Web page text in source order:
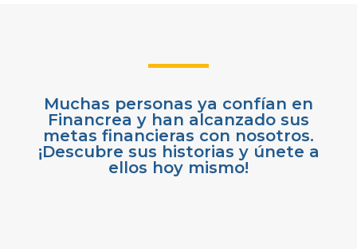
Muchas personas ya confían en
Financrea y han alcanzado sus
metas financieras con nosotros.
¡Descubre sus historias y únete a
ellos hoy mismo!